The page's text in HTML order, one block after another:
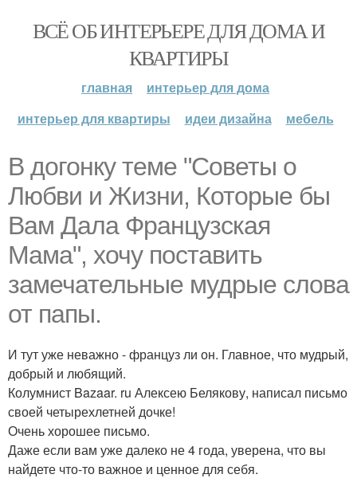
ВСЁ ОБ ИНТЕРЬЕРЕ ДЛЯ ДОМА И
КВАРТИРЫ
главная
интерьер для дома
интерьер для квартиры
идеи дизайна мебель
В догонку теме "Советы о
Любви и Жизни, Которые бы
Вам Дала Французская
Мама", хочу поставить
замечательные мудрые слова
от папы.
И тут уже неважно - француз ли он. Главное, что мудрый,
добрый и любящий.
Колумнист Bazaar. ru Алексею Белякову, написал письмо
своей четырехлетней дочке!
Очень хорошее письмо.
Даже если вам уже далеко не 4 года, уверена, что вы
найдете что-то важное и ценное для себя.